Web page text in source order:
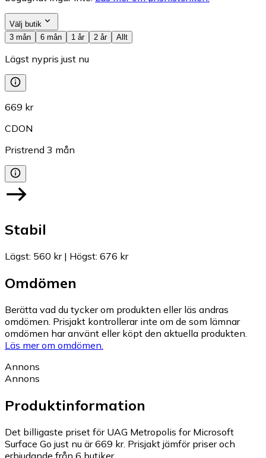
Välj butik
3 mån
6 mån 1 år 2 år Allt
Lägst nypris just nu
669 kr
CDON
Pristrend 3 mån
Stabil
Lägst: 560 kr| Högst: 676 kr
Omdömen
Berätta vad du tycker om produkten eller läs andras
omdömen. Prisjakt kontrollerar inte om de som lämnar
omdömen har använt eller köpt den aktuella produkten.
Läs mer om omdömen.
Annons
Annons
Produktinformation
Det billigaste priset för UAG Metropolis for Microsoft
Surface Go just nu är 669 kr. Prisjakt jämför priser och
erbjudande från 6 butiker.